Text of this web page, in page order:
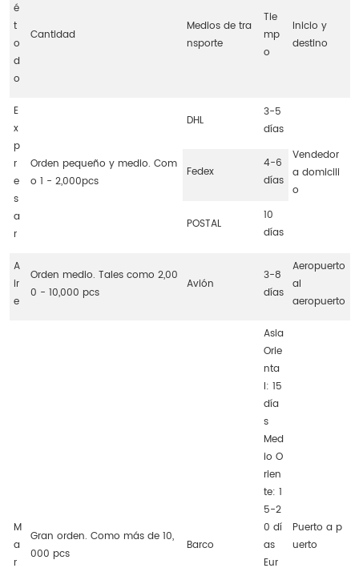
é
t
o
d
o
Cantidad
Medios de tra
nsporte
Tie
mp
o
Inicio y
destino
E
x
p
r
e
s
a
r
Orden pequeño y medio. Com
o 1 - 2,000pcs
DHL
3-5
días
Vendedor
a domicili
o
Fedex
4-6
días
POSTAL
10
días
A
ir
e
Orden medio. Tales como 2,00
0 - 10,000 pcs
Avión
3-8
días
Aeropuerto
al
aeropuerto
M
a
r
Gran orden. Como más de 10,
000 pcs
Barco
Asia
Orie
nta
l: 15
día
s
Med
io O
rien
te: 1
5-2
0 dí
as
Eur
Puerto a p
uerto